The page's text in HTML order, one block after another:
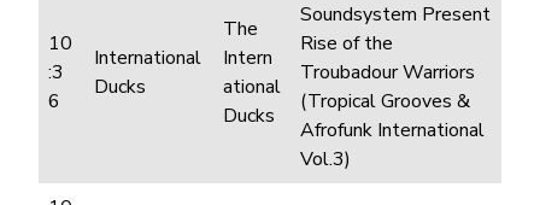
10
:3
6
International
Ducks
The
Intern
ational
Ducks
Soundsystem Present
Rise of the
Troubadour Warriors
(Tropical Grooves &
Afrofunk International
Vol.3)